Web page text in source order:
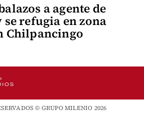
a agente de
refugia en zona
Chilpancingo
© GRUPO MILENIO 2026